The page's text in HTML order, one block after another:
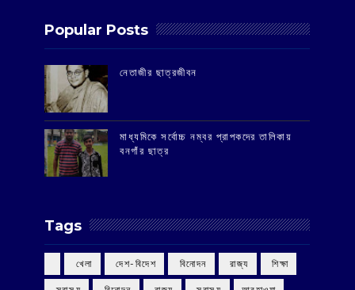
Popular Posts
‌নেতাজীর ছাত্রজীবন
মাধ্যমিকে সর্বোচ্চ নম্বর প্রাপকদের তালিকায়
বনগাঁর ছাত্র
Tags
‌ খেলা ‌ দেশ-বিদেশ ‌ বিনোদন ‌ রাজ্য ‌ শিক্ষা